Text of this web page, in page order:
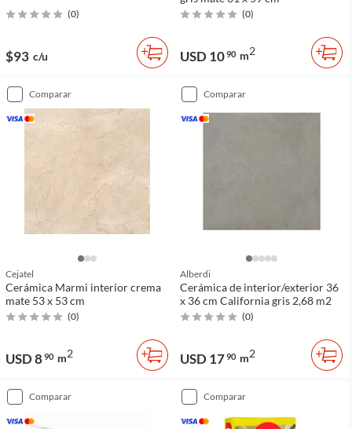
(0)
$93 c/u
(0)
USD 1090 m2
comparar
Cejatel
Cerámica Marmi interior crema
mate 53 x 53 cm
(0)
USD 890 m2
comparar
Alberdi
Cerámica de interior/exterior 36
x 36 cm California gris 2,68 m2
(0)
USD 1790 m2
comparar comparar